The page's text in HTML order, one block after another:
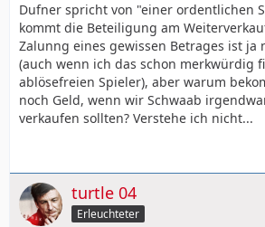
Dufner spricht von "einer ordentlichen
kommt die Beteiligung am
Zalunng eines gewissen Betrages ist ja
(auch wenn ich das schon merkwürdig
ablösefreien Spieler), aber warum
noch Geld, wenn wir Schwaab
verkaufen sollten? Verstehe ich nicht...
turtle 04
Erleuchteter